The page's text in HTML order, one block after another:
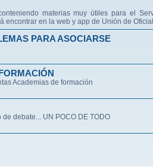
materias muy útiles para el
encontrar en la web y app de Unión de
PARA ASOCIARSE
Academias de formación
debate... UN POCO DE TODO